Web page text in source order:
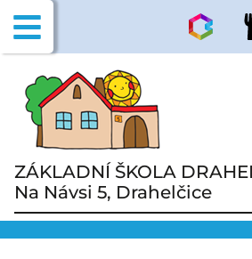
ZÁKLADNÍ ŠKOLA
Na Návsi 5, Drahelčice